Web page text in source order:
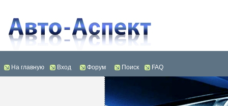
На главную Вход Форум Поиск FAQ